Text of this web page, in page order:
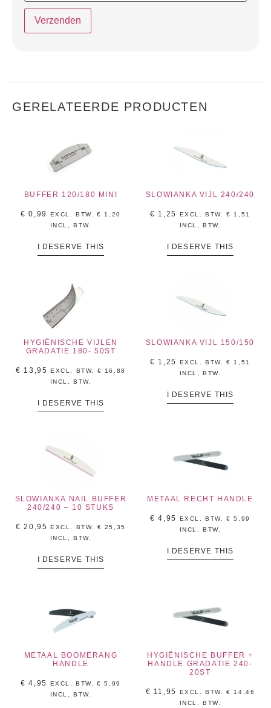
GERELATEERDE PRODUCTEN
BUFFER 120/180 MINI
€ 0,99 EXCL. BTW.€
1,20
INCL, BTW.
I DESERVE THIS
SLOWIANKA VIJL 240/240
€ 1,25 EXCL. BTW.€
1,51
INCL, BTW.
I DESERVE THIS
HYGIËNISCHE VIJLEN
GRADATIE 180- 50ST
€ 13,95 EXCL. BTW. €
16,88
INCL, BTW.
I DESERVE THIS
SLOWIANKA VIJL 150/150
€ 1,25 EXCL. BTW.€
1,51
INCL, BTW.
I DESERVE THIS
SLOWIANKA NAIL BUFFER
240/240 – 10 STUKS
€ 20,95 EXCL. BTW. € 25,35
INCL, BTW.
I DESERVE THIS
METAAL RECHT HANDLE
€ 4,95 EXCL. BTW.€ 5,99
INCL, BTW.
I DESERVE THIS
METAAL BOOMERANG
HANDLE
€ 4,95 EXCL. BTW.€ 5,99
INCL, BTW.
HYGIËNISCHE BUFFER +
HANDLE GRADATIE 240-
20ST
€ 11,95 EXCL. BTW.€
14,46
INCL, BTW.